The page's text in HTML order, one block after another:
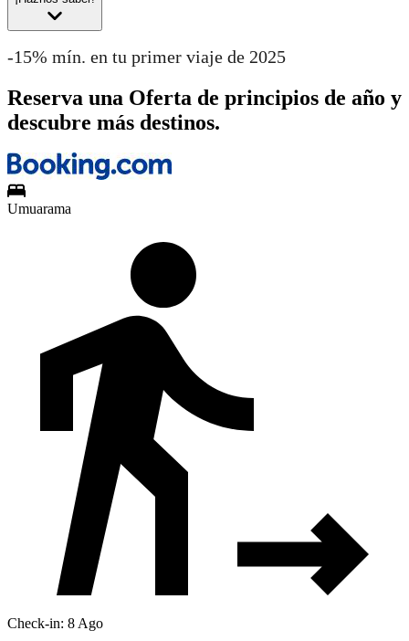
-15% mín. en tu primer viaje de 2025
Reserva una Oferta de principios de año y
descubre más destinos.
Umuarama
Check-in: 8 Ago